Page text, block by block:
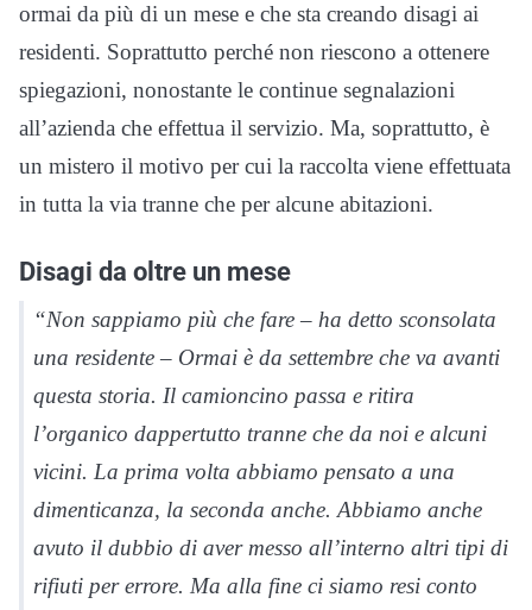
ormai da più di un mese e che sta creando disagi ai
residenti. Soprattutto perché non riescono a ottenere
spiegazioni, nonostante le continue segnalazioni
all’azienda che effettua il servizio. Ma, soprattutto, è
un mistero il motivo per cui la raccolta viene effettuata
in tutta la via tranne che per alcune abitazioni.
Disagi da oltre un mese
“Non sappiamo più che fare – ha detto sconsolata
una residente – Ormai è da settembre che va avanti
questa storia. Il camioncino passa e ritira
l’organico dappertutto tranne che da noi e alcuni
vicini. La prima volta abbiamo pensato a una
dimenticanza, la seconda anche. Abbiamo anche
avuto il dubbio di aver messo all’interno altri tipi di
rifiuti per errore. Ma alla fine ci siamo resi conto